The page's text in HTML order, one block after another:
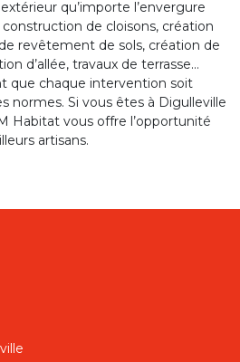
qu’importe l’envergure
de cloisons, création
revêtement de sols, création de
d’allée, travaux de terrasse…
que chaque intervention soit
normes. Si vous êtes à Digulleville
Habitat vous offre l’opportunité
artisans.